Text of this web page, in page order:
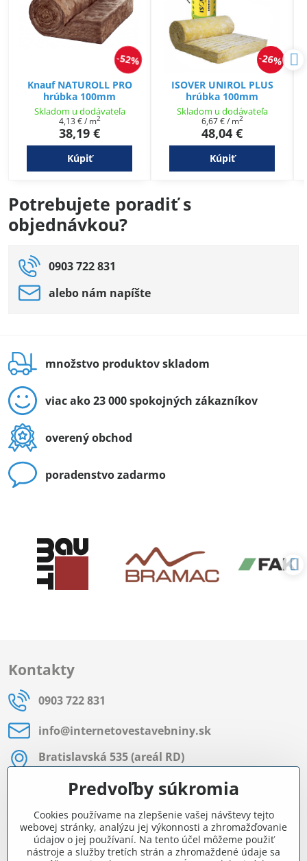
52%
Knauf NATUROLL PRO
hrúbka 100mm
Skladom u dodávateľa
38,19 €
4,13 €/ m2
Kúpiť
26%
ISOVER UNIROL PLUS
hrúbka 100mm
Skladom u dodávateľa
48,04 €
6,67 €/ m2
Kúpiť
Potrebujete poradiť s
objednávkou?
0903 722 831
alebo nám napíšte
množstvo produktov skladom
viac ako 23 000 spokojných zákazníkov
overený obchod
poradenstvo zadarmo
Kontakty
0903 722 831
info​@internetovestavebniny​.sk
Bratislavská 535 (areál RD)
Most pri Bratislave
Pon - Pia 8:00 - 11:30 a 12:15 - 15:30
Facebook
Predvoľby súkromia
Cookies používame na zlepšenie vašej návštevy tejto
webovej stránky, analýzu jej výkonnosti a zhromažďovanie
údajov o jej používaní. Na tento účel môžeme použiť
nástroje a služby tretích strán a zhromaždené údaje sa